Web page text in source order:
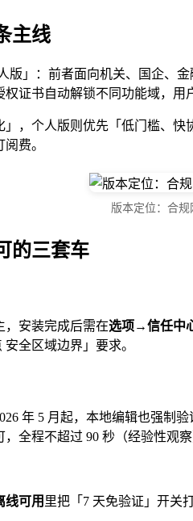
主线
版」：前者面向机关、国企
证书自动解锁不同功能域，用
，个人版则优先「低门槛、
费。
版本定位：合
的三套车
，安装完成后需在选项→信任中
全区域边界」要求。
年 5 月起，本地编辑也强制
全程不超过 90 秒（经验性观察
可用 里把「7 天免验证」开关